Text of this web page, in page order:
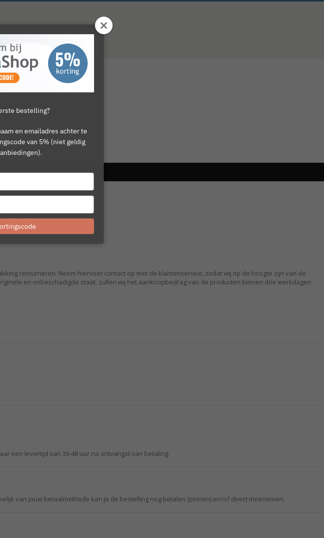
retourneren. Neem hiervoor contact op met de klantenservice, zodat wij op de hoogte zijn van de
en onbeschadigde staat, zullen wij het aankoopbedrag van de producten binnen drie werkdagen
een levertijd van 36-48 uur na ontvangst van betaling.
van jouw betaalmethode kan je de bestelling nog betalen (pinnen) en/of direct meenemen.
bestelling?
en emailadres achter te
van 5% (niet geldig